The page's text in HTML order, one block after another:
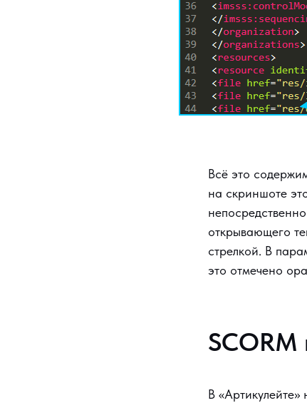
Всё это
на скриншоте
открывающего
стрелкой. В
это отмечено
В